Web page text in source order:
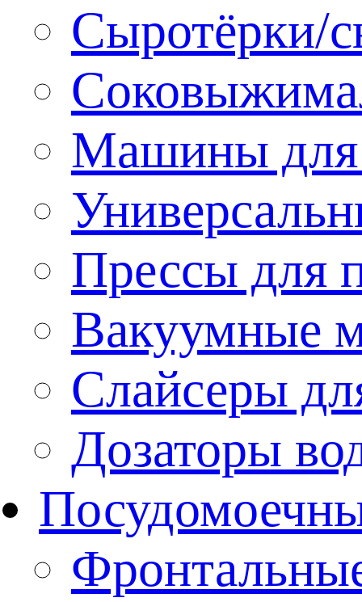
Сыротёрки/
Машины для
Прессы для
Вакуумные
Слайсеры
Дозаторы